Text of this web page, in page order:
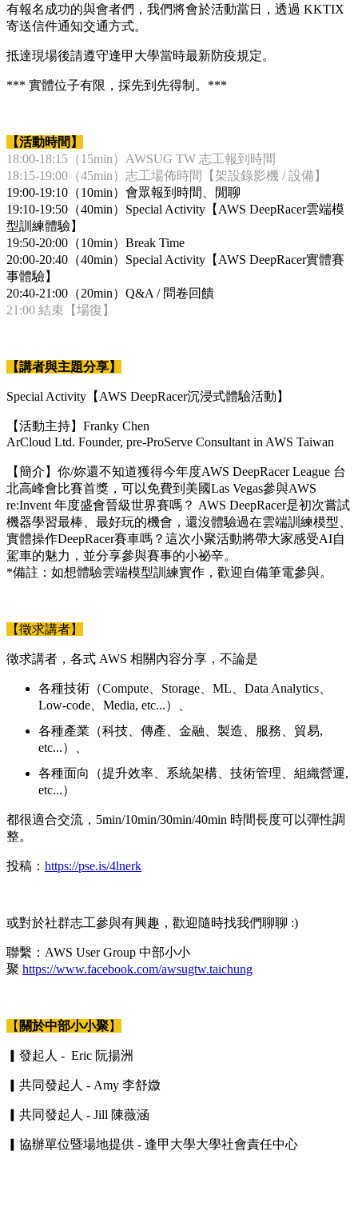
有報名成功的與會者們，我們將會於活動當日，透過 KKTIX
寄送信件通知交通方式。
抵達現場後請遵守逢甲大學當時最新防疫規定。
*** 實體位子有限，採先到先得制。***
【活動時間】
18:00-18:15（15min）AWSUG TW 志工報到時間
18:15-19:00（45min）志工場佈時間【架設錄影機 / 設備】
19:00-19:10（10min）會眾報到時間、閒聊
19:10-19:50（40min）Special Activity【AWS DeepRacer雲端模
型訓練體驗】
19:50-20:00（10min）Break Time
20:00-20:40（40min）Special Activity【AWS DeepRacer實體賽
事體驗】
20:40-21:00（20min）Q&A / 問卷回饋
21:00 結束【場復】
【講者與主題分享】
Special Activity【AWS DeepRacer沉浸式體驗活動】
【活動主持】Franky Chen
ArCloud Ltd. Founder, pre-ProServe Consultant in AWS Taiwan
【簡介】你/妳還不知道獲得今年度AWS DeepRacer League 台
北高峰會比賽首獎，可以免費到美國Las Vegas參與AWS
re:Invent 年度盛會晉級世界賽嗎？ AWS DeepRacer是初次嘗試
機器學習最棒、最好玩的機會，還沒體驗過在雲端訓練模型、
實體操作DeepRacer賽車嗎？這次小聚活動將帶大家感受AI自
駕車的魅力，並分享參與賽事的小祕辛。
*備註：如想體驗雲端模型訓練實作，歡迎自備筆電參與。
【徵求講者】
徵求講者，各式 AWS 相關內容分享，不論是
各種技術（Compute、Storage、ML、Data Analytics、
Low-code、Media, etc...）、
各種產業（科技、傳產、金融、製造、服務、貿易,
etc...）、
各種面向（提升效率、系統架構、技術管理、組織營運,
etc...）
都很適合交流，5min/10min/30min/40min 時間長度可以彈性調
整。
投稿： https://pse.is/4lnerk
或對於社群志工參與有興趣，歡迎隨時找我們聊聊 :)
聯繫：AWS User Group 中部小小
聚 https://www.facebook.com/awsugtw.taichung
【 關於中部小小聚】
▎發起人 - Eric 阮揚洲
▎共同發起人 - Amy 李舒媺
▎共同發起人 - Jill 陳薇涵
▎協辦單位暨場地提供 - 逢甲大學大學社會責任中心